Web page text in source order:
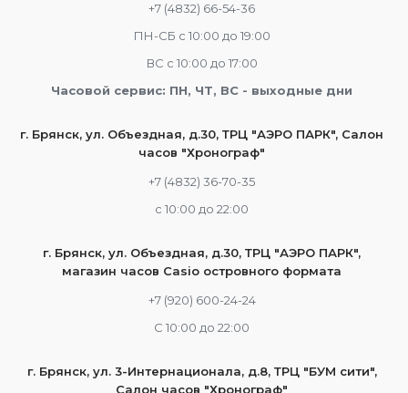
+7 (4832) 66-54-36
ПН-СБ с 10:00 до 19:00
ВС с 10:00 до 17:00
Часовой сервис: ПН, ЧТ, ВС - выходные дни
г. Брянск, ул. Объездная, д.30, ТРЦ "АЭРО ПАРК", Салон
часов "Хронограф"
+7 (4832) 36-70-35
c 10:00 до 22:00
г. Брянск, ул. Объездная, д.30, ТРЦ "АЭРО ПАРК",
магазин часов Casio островного формата
+7 (920) 600-24-24
С 10:00 до 22:00
г. Брянск, ул. 3-Интернационала, д.8, ТРЦ "БУМ сити",
Салон часов "Хронограф"